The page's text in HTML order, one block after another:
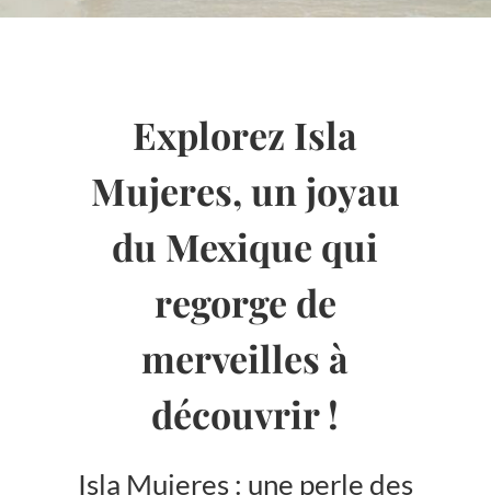
Explorez Isla
Mujeres, un joyau
du Mexique qui
regorge de
merveilles à
découvrir !
Isla Mujeres : une perle des